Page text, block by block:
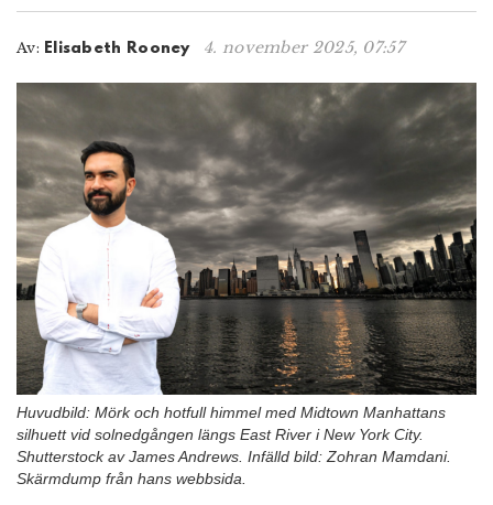
i
o
Av: Elisabeth Rooney 4. november 2025, 07:57
Huvudbild: Mörk och hotfull himmel med Midtown Manhattans
silhuett vid solnedgången längs East River i New York City.
Shutterstock av James Andrews. Infälld bild: Zohran Mamdani.
Skärmdump från hans webbsida.